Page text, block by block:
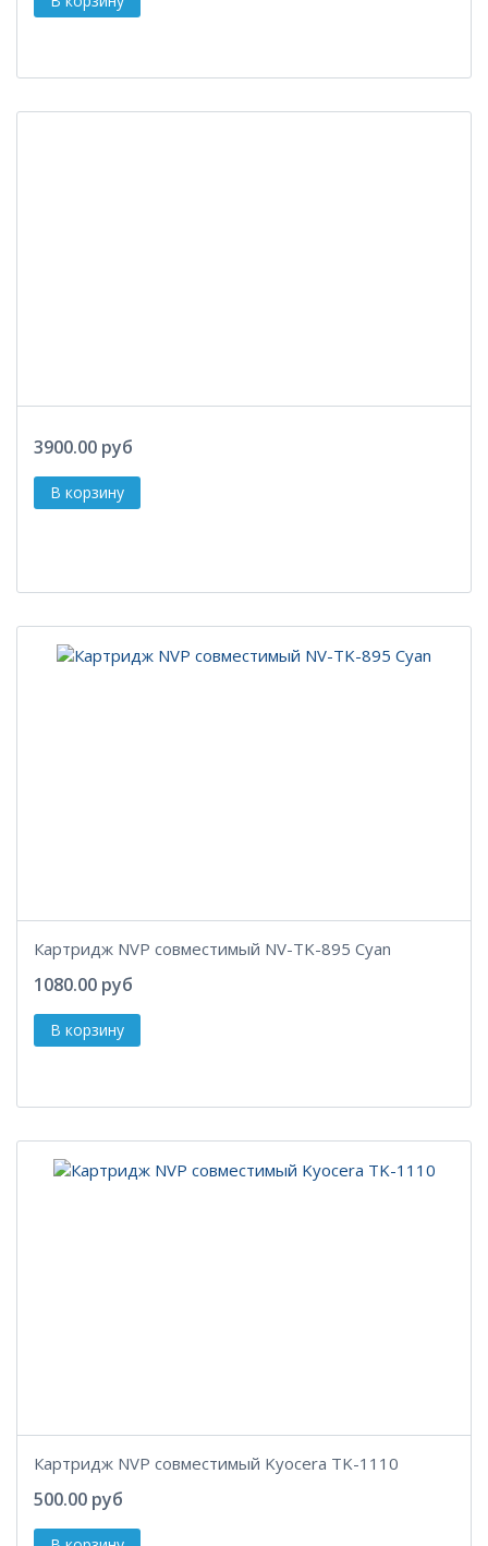
3900.00 руб
Картридж NVP совместимый NV-TK-895 Cyan
1080.00 руб
Картридж NVP совместимый Kyocera TK-1110
500.00 руб